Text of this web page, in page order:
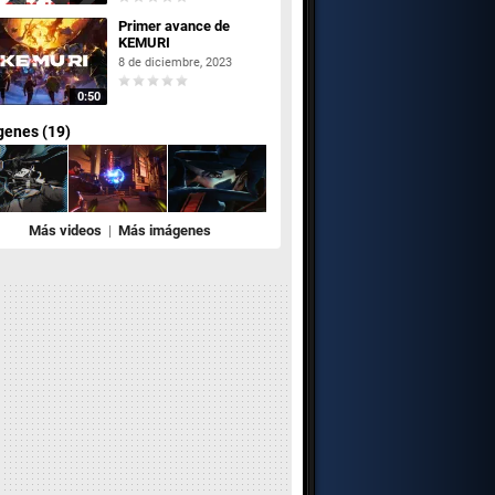
0:50
Primer avance de
KEMURI
8 de diciembre, 2023
(19)
Más videos| Más imágenes